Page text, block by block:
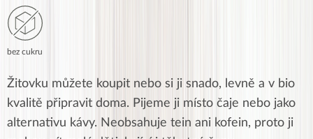
bez cukru
Žitovku můžete koupit nebo si ji snado, levně a v bio
kvalitě připravit doma. Pijeme ji místo čaje nebo jako
alternativu kávy. Neobsahuje tein ani kofein, proto ji